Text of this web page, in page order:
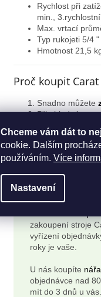
Chceme vám dát to
cookie. Dalším
používáním. Více
Nastavení
Rychlost při
min.,
Max. vrtací
Typ rukojeti 5/4 "
Hmotnost 21,5
Proč koupit Carat
Snadno můžete
Při objednávce
Máme více jak
Většinunářadí
dnů.
Prodloužená
zakoupení stroje
vyřízení
roky je vaše.
U nás koupíte
objednávce nad
mít do 3 dnů u